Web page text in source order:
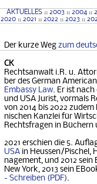
AKTUELLES :: 2003 :: 2004 ::
2020 :: 2021 :: 2022 :: 2023 ::
Der kurze Weg zum
CK
Rechtsanwalt i.R. u.
ber des German
Embassy Law. Er ist
und USA Jurist, vormals
von 2014 bis 2022
nischen Kanzlei für
Rechts­fra­gen in Büchern
2021 erschien die 5.
USA in Heus­sen/
na­ge­ment, und 2012 sein
New York, 2013 sein
- Schreiben
.